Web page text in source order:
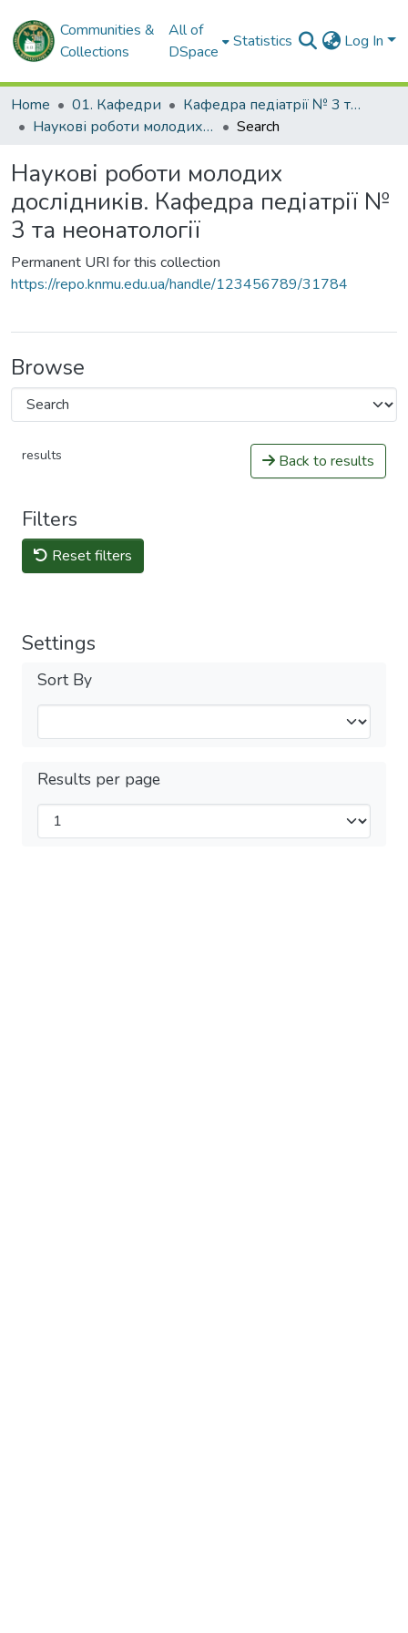
Communities &
Collections
All of
DSpace
Statistics Log In
Home 01. Кафедри
Кафедра педіатрії № 3 та неонатології
Наукові роботи молодих дослідників. Кафедра педіатрії № 3 та неонатології
Search
Наукові роботи молодих
дослідників. Кафедра педіатрії №
3 та неонатології
Permanent URI for this collection
https://repo.knmu.edu.ua/handle/123456789/31784
Browse
results Back to results
Filters
Reset filters
Settings
Sort By
Results per page